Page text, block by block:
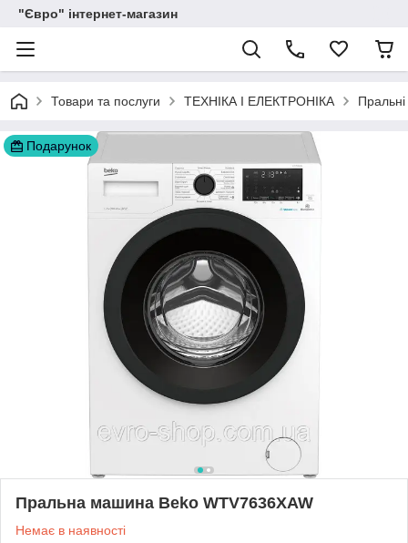
"Євро" інтернет-магазин
Товари та послуги ТЕХНІКА І ЕЛЕКТРОНІКА
Подарунок
Пральна машина Beko WTV7636XAW
Немає в наявності